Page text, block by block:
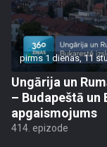
pirms 1 dienas, 11
Ungārija un
– Budapeštā
apgaismojums
414. epizode